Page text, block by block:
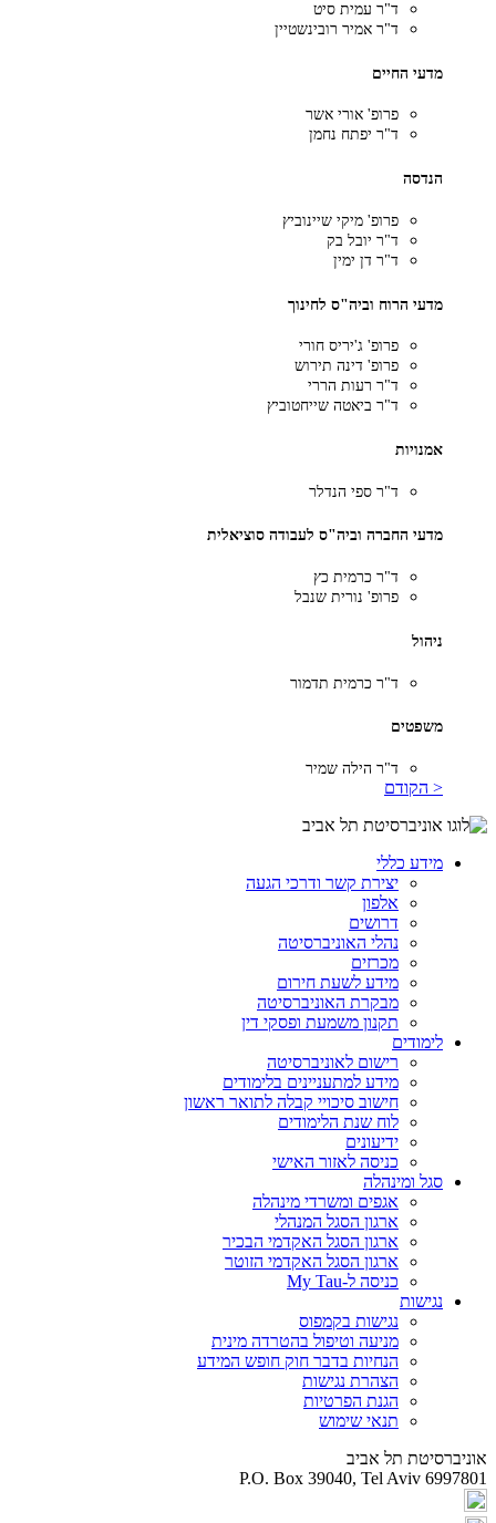
ד"ר עמית סיט
ד"ר אמיר רובינשטיין
מדעי החיים
פרופ' אורי אשר
ד"ר יפתח נחמן
הנדסה
פרופ' מיקי שיינוביץ
ד"ר יובל בק
ד"ר דן ימין
מדעי הרוח וביה"ס לחינוך
פרופ' ג'יריס חורי
פרופ' דינה תירוש
ד"ר רעות הררי
ד"ר ביאטה שייחטוביץ
אמנויות
ד"ר ספי הנדלר
מדעי החברה וביה"ס לעבודה סוציאלית
ד"ר כרמית כץ
פרופ' נורית שנבל
ניהול
ד"ר כרמית תדמור
משפטים
ד"ר הילה שמיר
< הקודם
מידע כללי
יצירת קשר ודרכי הגעה
אלפון
דרושים
נהלי האוניברסיטה
מכרזים
מידע לשעת חירום
מבקרת האוניברסיטה
תקנון משמעת ופסקי דין
לימודים
רישום לאוניברסיטה
מידע למתעניינים בלימודים
חישוב סיכויי קבלה לתואר ראשון
לוח שנת הלימודים
ידיעונים
כניסה לאזור האישי
סגל ומינהלה
אגפים ומשרדי מינהלה
ארגון הסגל המנהלי
ארגון הסגל האקדמי הבכיר
ארגון הסגל האקדמי הזוטר
כניסה ל-My Tau
נגישות
נגישות בקמפוס
מניעה וטיפול בהטרדה מינית
הנחיות בדבר חוק חופש המידע
הצהרת נגישות
הגנת הפרטיות
תנאי שימוש
אוניברסיטת תל אביב
P.O. Box 39040, Tel Aviv 6997801